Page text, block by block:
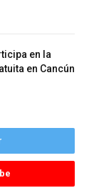
en la
en Cancún